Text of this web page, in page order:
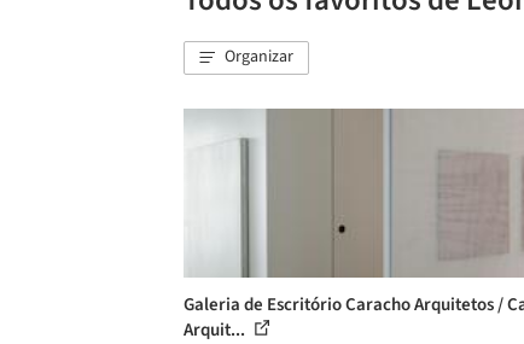
Organizar
Galeria de Escritório Caracho Arquitetos /
Arquit...